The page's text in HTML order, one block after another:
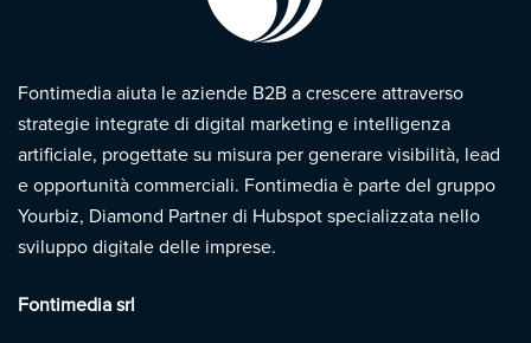
Fontimedia aiuta le aziende B2B a crescere attraverso
strategie integrate di digital marketing e intelligenza
artificiale, progettate su misura per generare visibilità, lead
e opportunità commerciali. Fontimedia è parte del gruppo
Yourbiz, Diamond Partner di Hubspot specializzata nello
sviluppo digitale delle imprese.
Fontimedia srl